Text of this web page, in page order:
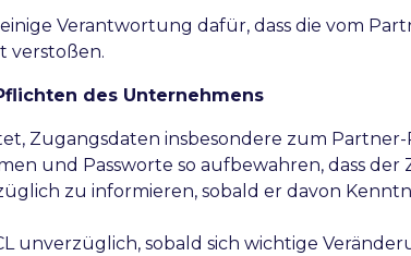
Verantwortung dafür, dass die vom
verstoßen.
des Unternehmens
Zugangsdaten insbesondere zum
und Passworte so aufbewahren, dass
zu informieren, sobald er davon
unverzüglich, sobald sich wichtige